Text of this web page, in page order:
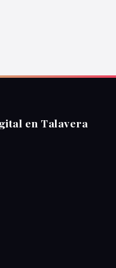
en Talavera